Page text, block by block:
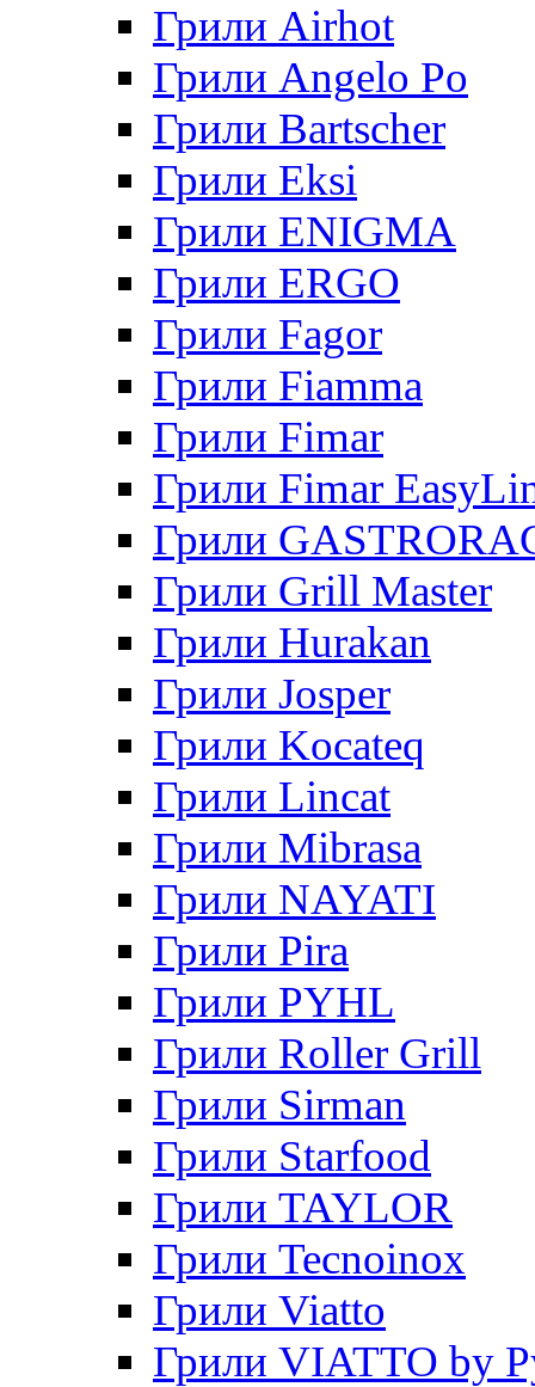
Грили Airhot
Грили Angelo Po
Грили Bartscher
Грили Eksi
Грили ENIGMA
Грили ERGO
Грили Fagor
Грили Fiamma
Грили Fimar
Грили Fimar
Грили
Грили Grill Master
Грили Hurakan
Грили Josper
Грили Kocateq
Грили Lincat
Грили Mibrasa
Грили NAYATI
Грили Pira
Грили PYHL
Грили Roller Grill
Грили Sirman
Грили Starfood
Грили TAYLOR
Грили Tecnoinox
Грили Viatto
Грили VIATTO by